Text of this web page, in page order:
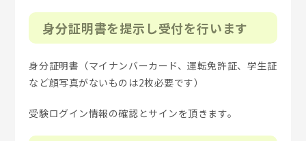
身分証明書を提示し受付を行います
身分証明書（マイナンバーカード、運転免許証、学生証
など顔写真がないものは2枚必要です）
受験ログイン情報の確認とサインを頂きます。